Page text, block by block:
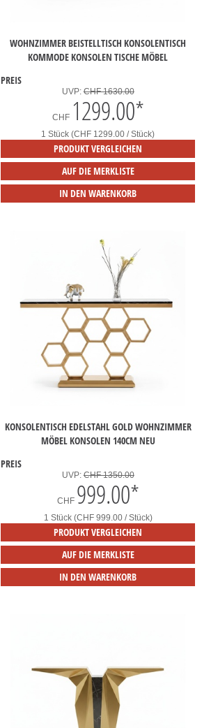
WOHNZIMMER BEISTELLTISCH KONSOLENTISCH
KOMMODE KONSOLEN TISCHE MÖBEL
PREIS
UVP:CHF 1630.00
CHF 1299.00*
1 Stück (CHF 1299.00 / Stück)
PRODUKT VERGLEICHEN
AUF DIE MERKLISTE
IN DEN WARENKORB
KONSOLENTISCH EDELSTAHL GOLD WOHNZIMMER
MÖBEL KONSOLEN 140CM NEU
PREIS
UVP:CHF 1350.00
CHF 999.00*
1 Stück (CHF 999.00 / Stück)
PRODUKT VERGLEICHEN
AUF DIE MERKLISTE
IN DEN WARENKORB